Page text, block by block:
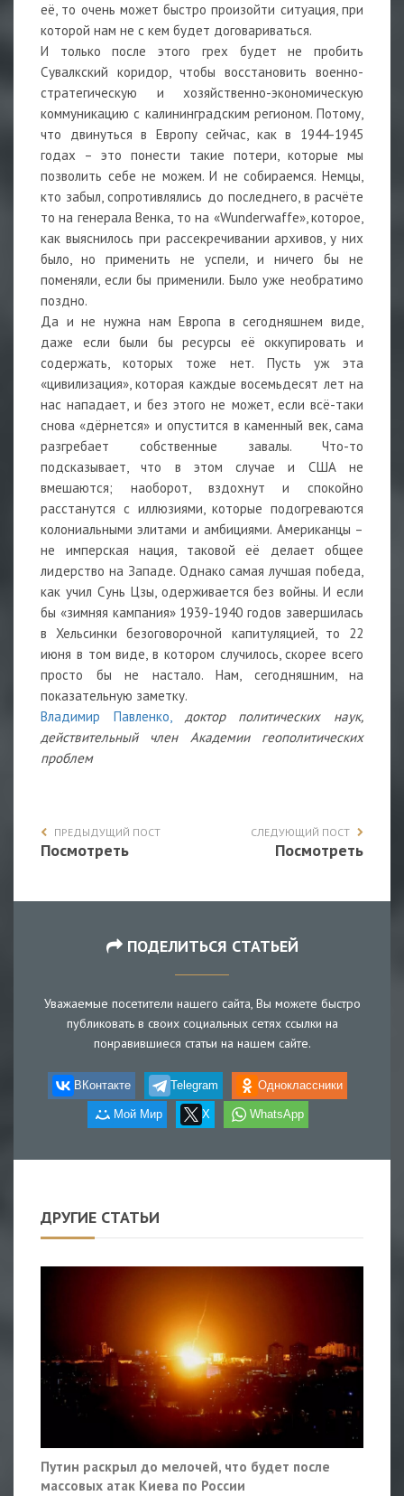
её, то очень может быстро произойти ситуация, при
которой нам не с кем будет договариваться.
И только после этого грех будет не пробить
Сувалкский коридор, чтобы восстановить военно-
стратегическую и хозяйственно-экономическую
коммуникацию с калининградским регионом. Потому,
что двинуться в Европу сейчас, как в 1944-1945
годах – это понести такие потери, которые мы
позволить себе не можем. И не собираемся. Немцы,
кто забыл, сопротивлялись до последнего, в расчёте
то на генерала Венка, то на «Wunderwaffe», которое,
как выяснилось при рассекречивании архивов, у них
было, но применить не успели, и ничего бы не
поменяли, если бы применили. Было уже необратимо
поздно.
Да и не нужна нам Европа в сегодняшнем виде,
даже если были бы ресурсы её оккупировать и
содержать, которых тоже нет. Пусть уж эта
«цивилизация», которая каждые восемьдесят лет на
нас нападает, и без этого не может, если всё-таки
снова «дёрнется» и опустится в каменный век, сама
разгребает собственные завалы. Что-то
подсказывает, что в этом случае и США не
вмешаются; наоборот, вздохнут и спокойно
расстанутся с иллюзиями, которые подогреваются
колониальными элитами и амбициями. Американцы –
не имперская нация, таковой её делает общее
лидерство на Западе. Однако самая лучшая победа,
как учил Сунь Цзы, одерживается без войны. И если
бы «зимняя кампания» 1939-1940 годов завершилась
в Хельсинки безоговорочной капитуляцией, то 22
июня в том виде, в котором случилось, скорее всего
просто бы не настало. Нам, сегодняшним, на
показательную заметку.
Владимир Павленко, доктор политических наук,
действительный член Академии геополитических
проблем
ПРЕДЫДУЩИЙ ПОСТ
Посмотреть
СЛЕДУЮЩИЙ ПОСТ
Посмотреть
ПОДЕЛИТЬСЯ СТАТЬЕЙ
Уважаемые посетители нашего сайта, Вы можете быстро
публиковать в своих социальных сетях ссылки на
понравившиеся статьи на нашем сайте.
ВКонтакте Telegram Одноклассники
Мой Мир X WhatsApp
ДРУГИЕ СТАТЬИ
Путин раскрыл до мелочей, что будет после
массовых атак Киева по России